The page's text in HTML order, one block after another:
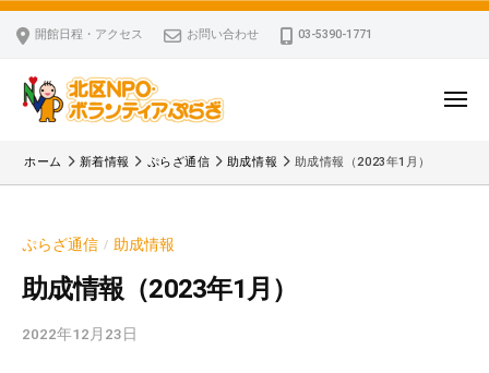
コ
ス
開館日程・アクセス お問い合わせ 03-5390-1771
区
P
・
ボ
北
P
O
ボ
メ
ホーム 新着情報 ぷらざ通信 助成情報 助成情報（2023年1月）
ぷらざ通信 / 助成情報
助成情報（2023年1月）
2022年12月23日
区
N
O
・
ラ
ィ
ア
ぷ
ら
ー